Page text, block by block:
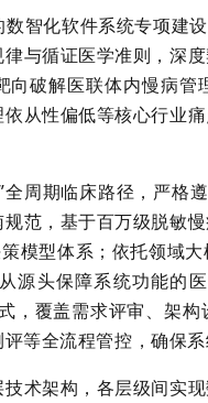
智化软件系统专项建
与循证医学准则，深
破解医联体内慢病
从性偏低等核心行业
周期临床路径，严格
范，基于百万级脱敏
模型体系；依托领域
源头保障系统功能的
，覆盖需求评审、架
等全流程管控，确保
术架构，各层级间实